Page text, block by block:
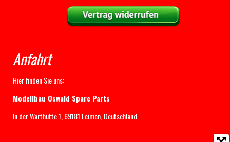
Anfahrt
Hier finden Sie uns:
Modellbau Oswald Spare Parts
In der Warthütte 1, 69181 Leimen, Deutschland